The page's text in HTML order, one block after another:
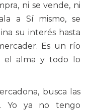
ni se vende, ni
a Sí mismo, se
su interés hasta
Es un río
el alma y todo lo
busca las
Yo ya no tengo